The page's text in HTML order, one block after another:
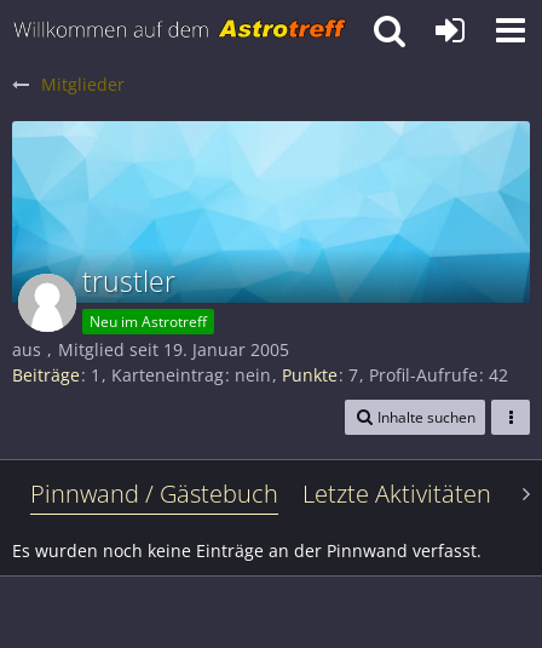
Mitglieder
trustler
Neu im Astrotreff
aus
Mitglied seit 19. Januar 2005
Beiträge 1 Karteneintrag nein Punkte 7 Profil-Aufrufe 42
Inhalte suchen
Pinnwand / Gästebuch Letzte Aktivitäten
Es wurden noch keine Einträge an der Pinnwand verfasst.